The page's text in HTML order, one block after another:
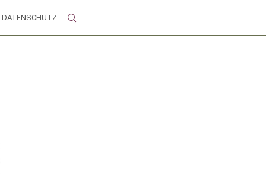
DATENSCHUTZ